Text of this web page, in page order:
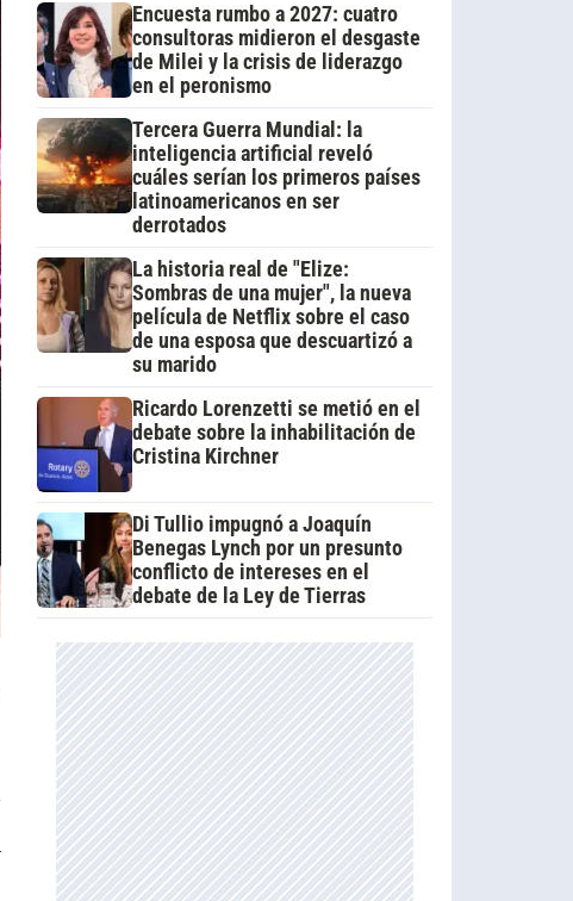
Encuesta rumbo a 2027: cuatro
consultoras midieron el desgaste
de Milei y la crisis de liderazgo
en el peronismo
Tercera Guerra Mundial: la
inteligencia artificial reveló
cuáles serían los primeros países
latinoamericanos en ser
derrotados
La historia real de "Elize:
Sombras de una mujer", la nueva
película de Netflix sobre el caso
de una esposa que descuartizó a
su marido
Ricardo Lorenzetti se metió en el
debate sobre la inhabilitación de
Cristina Kirchner
Di Tullio impugnó a Joaquín
Benegas Lynch por un presunto
conflicto de intereses en el
debate de la Ley de Tierras